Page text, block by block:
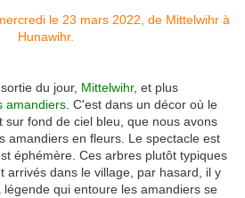
du jour, Mittelwihr, et plus
amandiers . C'est dans un décor où le
sur fond de ciel bleu, que nous avons
amandiers en fleurs. Le spectacle est
éphémère. Ces arbres plutôt typiques
arrivés dans le village, par hasard, il y
qui entoure les amandiers se